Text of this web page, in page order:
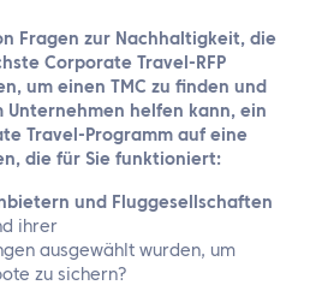
Fragen zur Nachhaltigkeit, die
Corporate Travel-RFP
um einen TMC zu finden und
Unternehmen helfen kann, ein
Travel-Programm auf eine
die für Sie funktioniert:
und Fluggesellschaften
ihrer
ausgewählt wurden, um
zu sichern?